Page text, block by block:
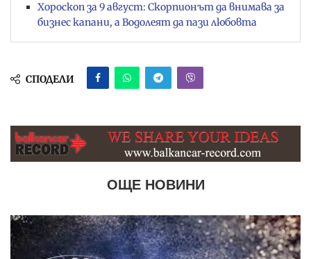
Хороскоп за 9 август: Скорпионът да внимава за
бизнес капани, а Водолеят да пази любовта
СПОДЕЛИ
ОЩЕ НОВИНИ